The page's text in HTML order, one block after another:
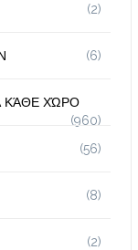
(2)
(6)
ΚΆΘΕ ΧΏΡΟ
(960)
(56)
(8)
(2)